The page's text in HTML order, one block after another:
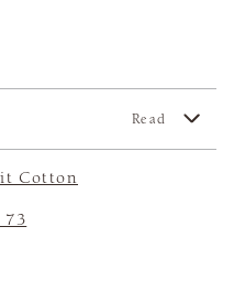
Read
Cotton
73